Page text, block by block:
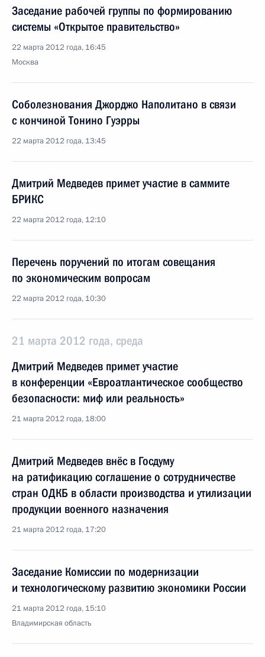
Заседание рабочей группы по формированию
системы «Открытое правительство»
22 марта 2012 года, 16:45
Москва
Соболезнования Джорджо Наполитано в связи
с кончиной Тонино Гуэрры
22 марта 2012 года, 13:45
Дмитрий Медведев примет участие в саммите
БРИКС
22 марта 2012 года, 12:10
Перечень поручений по итогам совещания
по экономическим вопросам
22 марта 2012 года, 10:30
21 марта 2012 года, среда
Дмитрий Медведев примет участие
в конференции «Евроатлантическое сообщество
безопасности: миф или реальность»
21 марта 2012 года, 18:00
Дмитрий Медведев внёс в Госдуму
на ратификацию соглашение о сотрудничестве
стран ОДКБ в области производства и утилизации
продукции военного назначения
21 марта 2012 года, 17:20
Заседание Комиссии по модернизации
и технологическому развитию экономики России
21 марта 2012 года, 15:10
Владимирская область